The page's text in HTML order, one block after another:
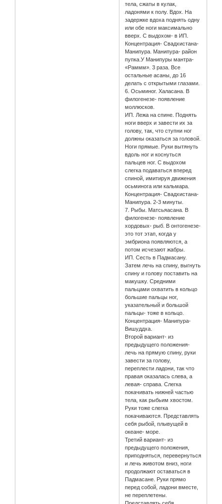
тела, сжаты в кулак,
ладонями к полу. Вдох. На
задержке вдоха поднять одну
или обе ноги максимально
вверх. С выдохом- в ИП.
Концентрация- Свадхистана-
Манипура. Манипура- район
пупка.У Манипуры мантра-
«Раммм». 3 раза. Все
остальные асаны, до 16
делать с открытыми глазами.
6. Осьминог. Халасана. В
филогенезе- появление
моллюсков.
ИП. Лежа на спине. Поднять
ноги вверх и завести их за
голову, так, что ступни ног
должны оказаться за головой.
Ноги прямые. Руки вытянуть
вдоль ног и коснуться
пальцев ног. С выдохом
слегка подаваться вперед
спиной, имитируя движения
осьминога или кальмара.
Концентрация- Свадхистана-
Манипура. 2-3 минуты.
7. Рыбы. Матсьяасана. В
филогенезе- появление
хордовых- рыб. В онтогенезе-
это тот этап, когда у
эмбриона появляются, а
потом исчезают жабры.
ИП. Сесть в Падмасану.
Затем лечь на спину, выгнуть
спину и голову поставить на
макушку. Средними
пальцами охватить в кольцо
большие пальцы ног,
указательный и большой
пальцы- тоже в кольцо.
Концентрация- Манипура-
Вишуддха.
Второй вариант- из
предыдущего положения-
лечь на прямую спину, руки
завести за голову,
переплести ладони, так что
правая оказалась слева, а
левая- справа. Слегка
покачивать нижней частью
тела, как рыбьим хвостом.
Руки тоже слегка
покачиваются. Представлять
себя рыбой, плывущей в
океане- море.
Третий вариант- из
предыдущего положения,
приподняться, перевернуться
и лечь животом вниз, ноги
продолжают оставаться в
Падмасане. Руки прямо
перед собой, ладони вместе,
не переплетены.